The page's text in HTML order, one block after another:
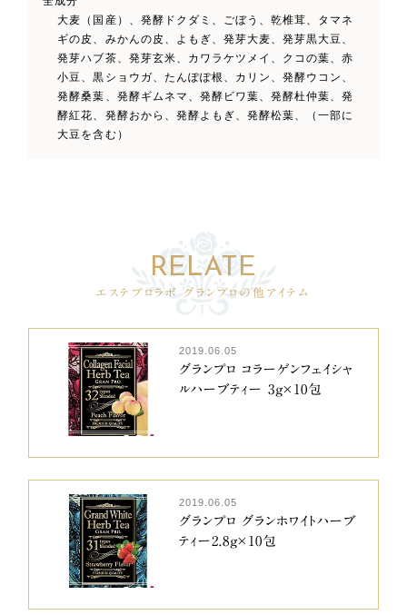
大麦（国産）、発酵ドクダミ、ごぼう、乾椎茸、タマネ
ギの皮、みかんの皮、よもぎ、発芽大麦、発芽黒大豆、
発芽ハブ茶、発芽玄米、カワラケツメイ、クコの葉、赤
小豆、黒ショウガ、たんぽぽ根、カリン、発酵ウコン、
発酵桑葉、発酵ギムネマ、発酵ビワ葉、発酵杜仲葉、発
酵紅花、発酵おから、発酵よもぎ、発酵松葉、（一部に
大豆を含む）
エステプロラボ グランプロの他アイテム
2019.06.05
グランプロ コラーゲンフェイシャ
ルハーブティー 3g×10包
2019.06.05
グランプロ グランホワイトハーブ
ティー2.8g×10包